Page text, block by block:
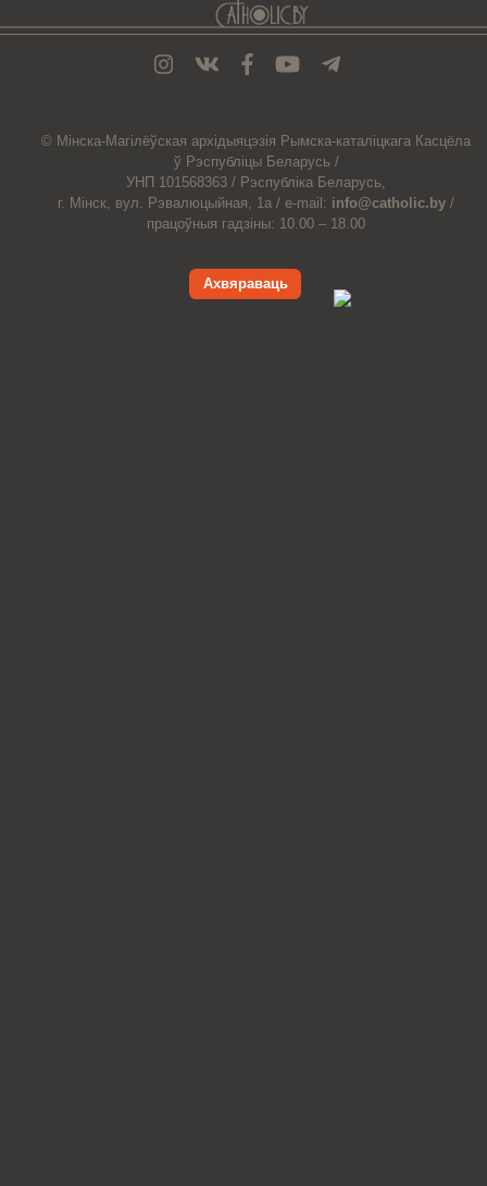
© Мiнска-Магiлёўская архiдыяцэзiя Рымска-каталіцкага Касцёла
ў Рэспубліцы Беларусь /
УНП 101568363 / Рэспубліка Беларусь,
г. Мінск, вул. Рэвалюцыйная, 1а / e-mail: info@catholic.by /
працоўныя гадзіны: 10.00 – 18.00
Ахвяраваць